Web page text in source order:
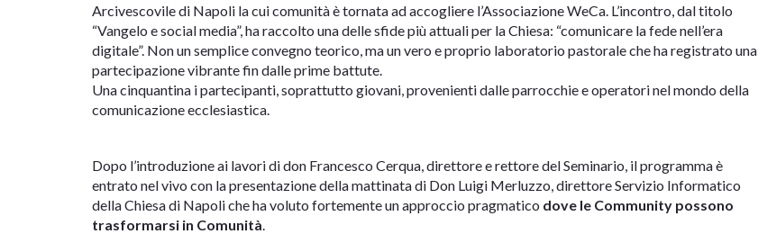
Arcivescovile di Napoli la cui comunità è tornata ad accogliere l’Associazione WeCa. L’incontro, dal titolo
“Vangelo e social media”, ha raccolto una delle sfide più attuali per la Chiesa: “comunicare la fede nell’era
digitale”. Non un semplice convegno teorico, ma un vero e proprio laboratorio pastorale che ha registrato una
partecipazione vibrante fin dalle prime battute.
Una cinquantina i partecipanti, soprattutto giovani, provenienti dalle parrocchie e operatori nel mondo della
comunicazione ecclesiastica.
Dopo l’introduzione ai lavori di don Francesco Cerqua, direttore e rettore del Seminario, il programma è
entrato nel vivo con la presentazione della mattinata di Don Luigi Merluzzo, direttore Servizio Informatico
della Chiesa di Napoli che ha voluto fortemente un approccio pragmatico dove le Community possono
trasformarsi in Comunità